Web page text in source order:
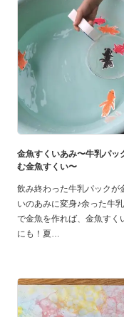
金魚すくいあみ〜牛乳パッ
む金魚すくい〜
飲み終わった牛乳パックが
いのあみに変身♪余った牛
で金魚を作れば、金魚すく
にも！夏